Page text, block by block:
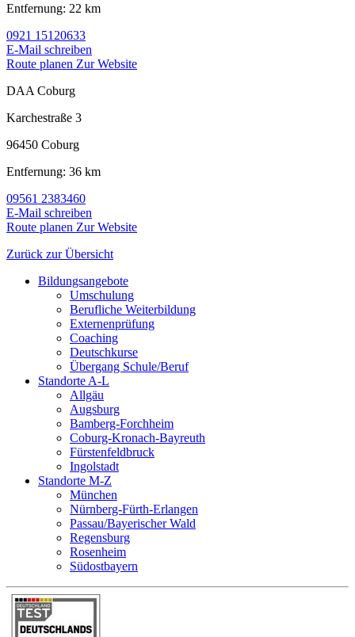
Entfernung: 22 km
0921 15120633
E-Mail schreiben
Route planen Zur Website
DAA Coburg
Karchestraße 3
96450 Coburg
Entfernung: 36 km
09561 2383460
E-Mail schreiben
Route planen Zur Website
Zurück zur Übersicht
Bildungsangebote
Umschulung
Berufliche Weiterbildung
Externenprüfung
Coaching
Deutschkurse
Übergang Schule/Beruf
Standorte A-L
Allgäu
Augsburg
Bamberg-Forchheim
Coburg-Kronach-Bayreuth
Fürstenfeldbruck
Ingolstadt
Standorte M-Z
München
Nürnberg-Fürth-Erlangen
Passau/Bayerischer Wald
Regensburg
Rosenheim
Südostbayern